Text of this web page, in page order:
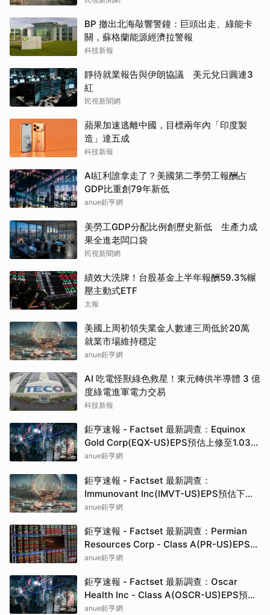
BP 撤出北海敲響警鐘：巨頭出走、綠能卡
關，蘇格蘭能源經濟拉警報
科技新報
靜待就業報告與伊朗協議 美元兌日圓連3
紅
民視新聞網
蘋果加速逃離中國，目標兩年內「印度製
造」達五成
科技新報
AI紅利誰拿走了？美國第二季勞工報酬占
GDP比重創79年新低
anue鉅亨網
美勞工GDP分配比例創歷史新低 生產力成
果全進老闆口袋
民視新聞網
績效大洗牌！台股基金上半年報酬59.3%輾
壓主動式ETF
太報
美國上周初領失業金人數連三周低於20萬
就業市場維持穩定
anue鉅亨網
AI 吃電怪獸綠色救星！東元轉供半導體 3 億
度綠電進軍電力交易
科技新報
鉅亨速報 - Factset 最新調查：Equinox
Gold Corp(EQX-US)EPS預估上修至1.03
元，預估目標價為16.03元
anue鉅亨網
鉅亨速報 - Factset 最新調查：
Immunovant Inc(IMVT-US)EPS預估下修
至-2.7元，預估目標價為48.50元
anue鉅亨網
鉅亨速報 - Factset 最新調查：Permian
Resources Corp - Class A(PR-US)EPS預
估上修至1.7元，預估目標價為25.00元
anue鉅亨網
鉅亨速報 - Factset 最新調查：Oscar
Health Inc - Class A(OSCR-US)EPS預估
上修至1.13元，預估目標價為25.00元
anue鉅亨網